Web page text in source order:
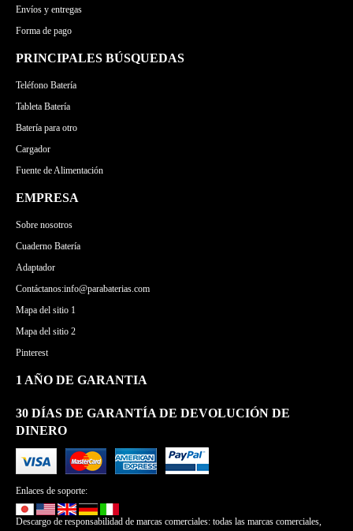
Envíos y entregas
Forma de pago
PRINCIPALES BÚSQUEDAS
Teléfono Batería
Tableta Batería
Batería para otro
Cargador
Fuente de Alimentación
EMPRESA
Sobre nosotros
Cuaderno Batería
Adaptador
Contáctanos:info@parabaterias.com
Mapa del sitio 1
Mapa del sitio 2
Pinterest
1 AÑO DE GARANTIA
30 DÍAS DE GARANTÍA DE DEVOLUCIÓN DE
DINERO
Enlaces de soporte:
Descargo de responsabilidad de marcas comerciales: todas las marcas comerciales,